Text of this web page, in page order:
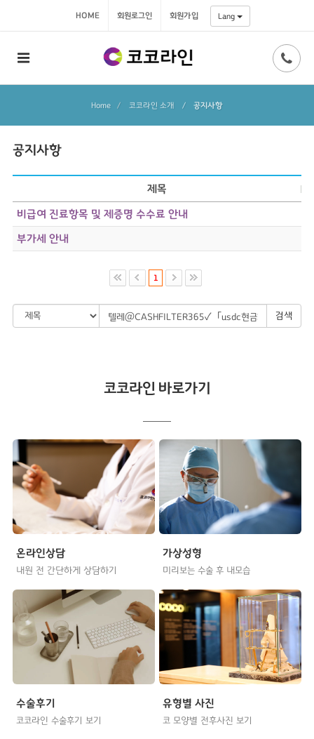
HOME 회원로그인 회원가입 Lang
Home 코코라인 소개 / 공지사항
공지사항
제목
비급여 진료항목 및 제증명 수수료 안내
부가세 안내
1
검색
코코라인 바로가기
온라인상담
내원 전 간단하게 상담하기
가상성형
미리보는 수술 후 내모습
수술후기
코코라인 수술후기 보기
유형별 사진
코 모양별 전후사진 보기